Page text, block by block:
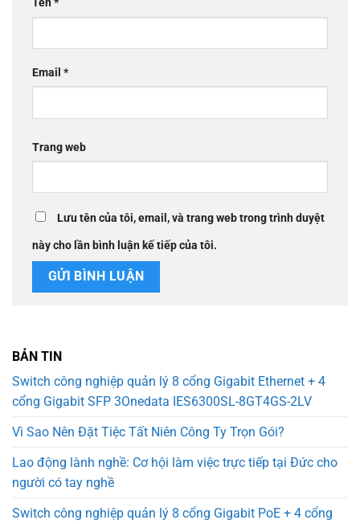
Email *
Trang web
Lưu tên của tôi, email, và trang web trong trình duyệt
này cho lần bình luận kế tiếp của tôi.
BẢN TIN
Switch công nghiệp quản lý 8 cổng Gigabit Ethernet + 4
cổng Gigabit SFP 3Onedata IES6300SL-8GT4GS-2LV
Vì Sao Nên Đặt Tiệc Tất Niên Công Ty Trọn Gói?
Lao động lành nghề: Cơ hội làm việc trực tiếp tại Đức cho
người có tay nghề
Switch công nghiệp quản lý 8 cổng Gigabit PoE + 4 cổng